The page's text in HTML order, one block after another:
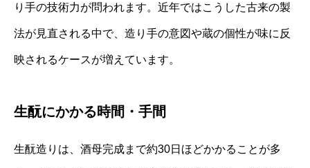
り手の技術力が問われます。近年ではこうした古来の製
法が見直される中で、造り手の意図や蔵の個性が味に反
映されるケースが増えています。
生酛にかかる時間・手間
生酛造りは、酒母完成まで約30日ほどかかることが多